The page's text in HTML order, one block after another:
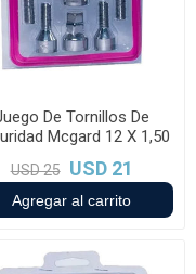
De Tornillos De
Mcgard 12 X 1,50
USD 25 USD 21